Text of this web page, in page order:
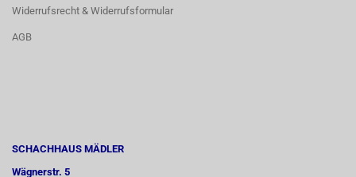
Widerrufsrecht & Widerrufsformular
AGB
SCHACHHAUS MÄDLER
Wägnerstr. 5